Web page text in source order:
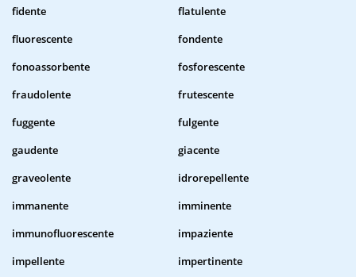
fidente
flatulente
fluorescente
fondente
fonoassorbente
fosforescente
fraudolente
frutescente
fuggente
fulgente
gaudente
giacente
graveolente
idrorepellente
immanente
imminente
immunofluorescente
impaziente
impellente
impertinente